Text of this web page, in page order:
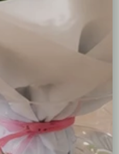
Wianek z białych